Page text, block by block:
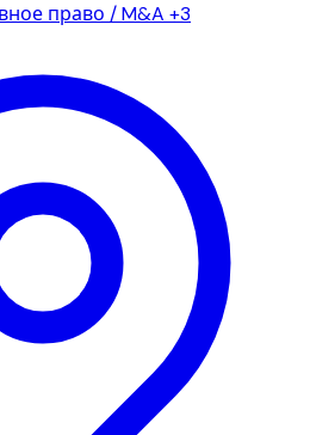
право / M&A +3